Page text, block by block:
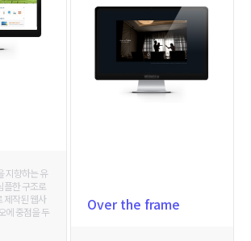
Over the frame
지향하는 유
플한 구조로
제작된 웹사
에 중점을 두